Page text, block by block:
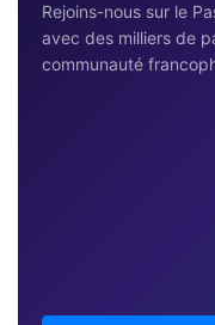
Rejoins-nous sur le
avec des milliers de
communauté